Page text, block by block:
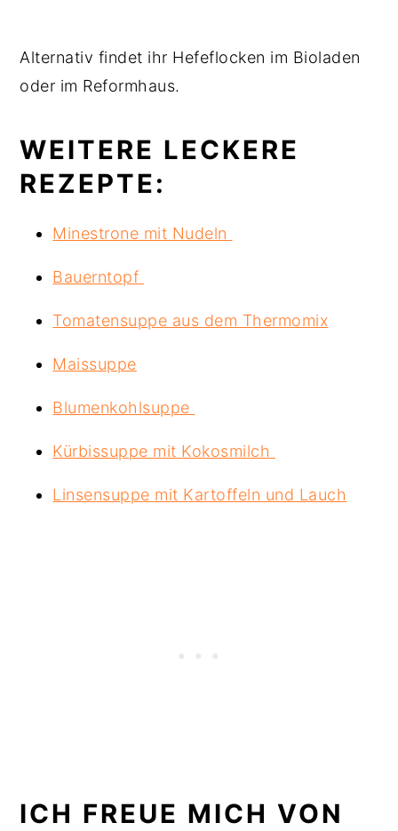
Alternativ findet ihr Hefeflocken im Bioladen
oder im Reformhaus.
WEITERE LECKERE
REZEPTE:
Minestrone mit Nudeln
Bauerntopf
Tomatensuppe aus dem Thermomix
Maissuppe
Blumenkohlsuppe
Kürbissuppe mit Kokosmilch
Linsensuppe mit Kartoffeln und Lauch
ICH FREUE MICH VON